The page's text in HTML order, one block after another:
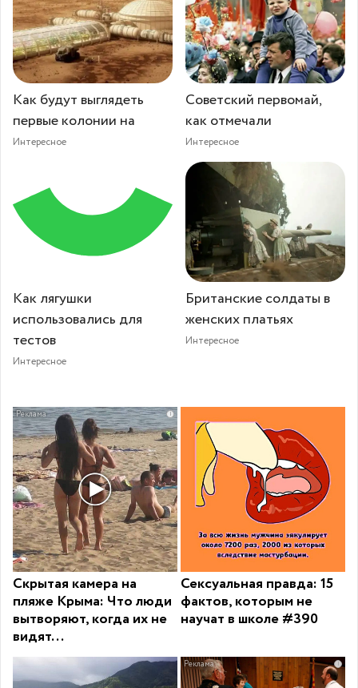
Как будут выглядеть
первые колонии на
Интересное
Советский первомай,
как отмечали
Интересное
Как лягушки
использовались для
тестов
Интересное
Британские солдаты в
женских платьях
Интересное
i
Скрытая камера на
пляже Крыма: Что люди
вытворяют, когда их не
видят...
Сексуальная правда: 15
фактов, которым не
научат в школе #390
i